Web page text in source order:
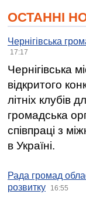
ОСТАННІ
Чернігівська
17:17
Чернігівська
відкритого
літніх клубів
громадська
співпраці з
в Україні.
Рада громад
розвитку
16:55